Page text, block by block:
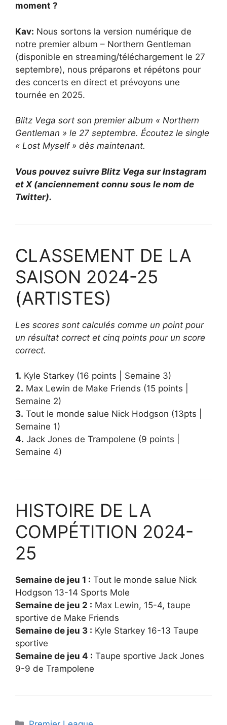
moment ?
Kav: Nous sortons la version numérique de
notre premier album – Northern Gentleman
(disponible en streaming/téléchargement le 27
septembre), nous préparons et répétons pour
des concerts en direct et prévoyons une
tournée en 2025.
Blitz Vega sort son premier album « Northern
Gentleman » le 27 septembre. Écoutez le single
« Lost Myself » dès maintenant.
Vous pouvez suivre Blitz Vega sur Instagram
et X (anciennement connu sous le nom de
Twitter).
CLASSEMENT DE LA
SAISON 2024-25
(ARTISTES)
Les scores sont calculés comme un point pour
un résultat correct et cinq points pour un score
correct.
1. Kyle Starkey (16 points | Semaine 3)
2. Max Lewin de Make Friends (15 points |
Semaine 2)
3. Tout le monde salue Nick Hodgson (13pts |
Semaine 1)
4. Jack Jones de Trampolene (9 points |
Semaine 4)
HISTOIRE DE LA
COMPÉTITION 2024-
25
Semaine de jeu 1 : Tout le monde salue Nick
Hodgson 13-14 Sports Mole
Semaine de jeu 2 : Max Lewin, 15-4, taupe
sportive de Make Friends
Semaine de jeu 3 : Kyle Starkey 16-13 Taupe
sportive
Semaine de jeu 4 : Taupe sportive Jack Jones
9-9 de Trampolene
Catégories